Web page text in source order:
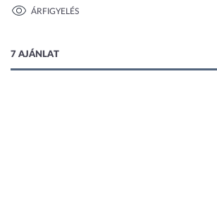
ÁRFIGYELÉS
7 AJÁNLAT